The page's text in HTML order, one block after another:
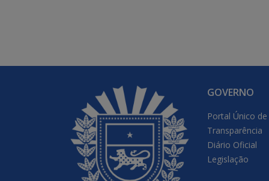
GOVERNO
Portal Único
Transparência
Diário Oficial
Legislação